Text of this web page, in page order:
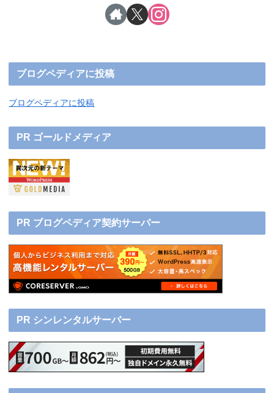
ブログペディアに投稿
ブログペディアに投稿
PR ゴールドメディア
PR ブログペディア契約サーバー
PR シンレンタルサーバー